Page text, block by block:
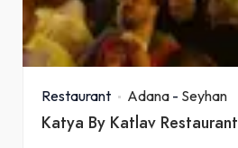
Restaurant Adana - Seyhan
Katya By Katlav Restaurant